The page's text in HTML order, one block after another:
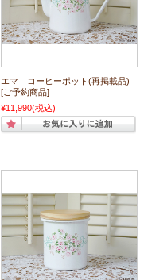
エマ コーヒーポット(再掲載品)
[ご予約商品]
¥11,990(税込)